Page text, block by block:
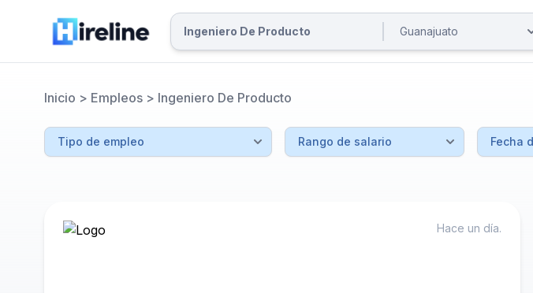
Inicio > Empleos > Ingeniero De Producto
Hace un día.